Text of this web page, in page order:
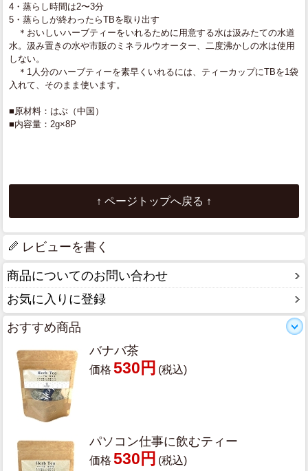
4・蒸らし時間は2〜3分
5・蒸らしが終わったらTBを取り出す
＊おいしいハーブティーをいれるために用意する水は汲みたての水道
水。汲み置きの水や市販のミネラルウオーター、二度沸かしの水は使用
しない。
＊1人分のハーブティーを素早くいれるには、ティーカップにTBを1袋
入れて、そのまま使います。
■原材料：はぶ（中国）
■内容量：2g×8P
↑ ページトップへ戻る ↑
レビューを書く
商品についてのお問い合わせ
お気に入りに登録
おすすめ商品
バナバ茶
価格 530円 (税込)
パソコン仕事に飲むティー
価格 530円 (税込)